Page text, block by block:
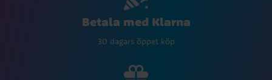
Betala med Klarna
30 dagars öppet köp